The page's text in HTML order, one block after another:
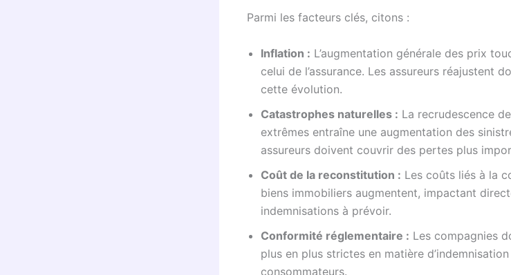
Parmi les facteurs clés, citons :
Inflation : L’augmentation générale des prix
celui de l’assurance. Les assureurs réajustent
cette évolution.
Catastrophes naturelles : La recrudescence
extrêmes entraîne une augmentation des
assureurs doivent couvrir des pertes plus
Coût de la reconstitution : Les coûts liés à la
biens immobiliers augmentent, impactant
indemnisations à prévoir.
Conformité réglementaire : Les compagnies
plus en plus strictes en matière
consommateurs.